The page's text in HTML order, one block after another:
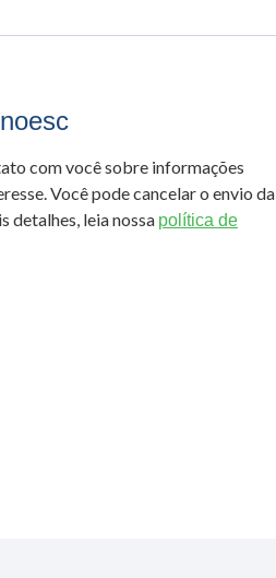
com você sobre informações
Você pode cancelar o envio da
detalhes, leia nossa política de